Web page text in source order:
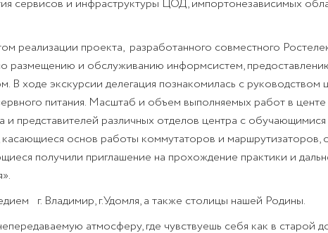
сервисов и инфраструктуры ЦОД, импортонезависимых
реализации проекта, разработанного совместного
размещению и обслуживанию информсистем,
В ходе экскурсии делегация познакомилась с
питания. Масштаб и объем выполняемых работ в
представителей различных отделов центра с
основ работы коммутаторов и маршрутизаторов,
получили приглашение на прохождение практики и
г. Владимир, г.Удомля, а также столицы нашей Родины.
атмосферу, где чувствуешь себя как в старой